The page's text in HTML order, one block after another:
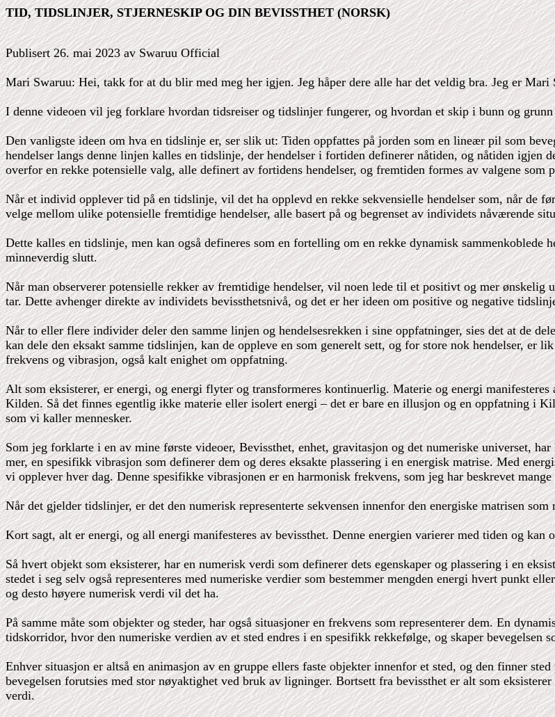
TID, TIDSLINJER, STJERNESKIP OG DIN BEVISSTHET (NORSK)
Publisert 26. mai 2023 av Swaruu Official
Mari Swaruu: Hei, takk for at du blir med meg her igjen. Jeg håper dere alle har det veldig bra. Jeg er Mari
I denne videoen vil jeg forklare hvordan tidsreiser og tidslinjer fungerer, og hvordan et skip i bunn og
Den vanligste ideen om hva en tidslinje er, ser slik ut: Tiden oppfattes på jorden som en lineær pil som
hendelser langs denne linjen kalles en tidslinje, der hendelser i fortiden definerer nåtiden, og nåtiden igjen
overfor en rekke potensielle valg, alle definert av fortidens hendelser, og fremtiden formes av valgene som
Når et individ opplever tid på en tidslinje, vil det ha opplevd en rekke sekvensielle hendelser som, når de
velge mellom ulike potensielle fremtidige hendelser, alle basert på og begrenset av individets nåværende
Dette kalles en tidslinje, men kan også defineres som en fortelling om en rekke dynamisk sammenkoblede
minneverdig slutt.
Når man observerer potensielle rekker av fremtidige hendelser, vil noen lede til et positivt og mer
tar. Dette avhenger direkte av individets bevissthetsnivå, og det er her ideen om positive og negative
Når to eller flere individer deler den samme linjen og hendelsesrekken i sine oppfatninger, sies det at de
kan dele den eksakt samme tidslinjen, kan de oppleve en som generelt sett, og for store nok hendelser, er
frekvens og vibrasjon, også kalt enighet om oppfatning.
Alt som eksisterer, er energi, og energi flyter og transformeres kontinuerlig. Materie og energi
Kilden. Så det finnes egentlig ikke materie eller isolert energi – det er bare en illusjon og en oppfatning i
som vi kaller mennesker.
Som jeg forklarte i en av mine første videoer, Bevissthet, enhet, gravitasjon og det numeriske universet,
mer, en spesifikk vibrasjon som definerer dem og deres eksakte plassering i en energisk matrise. Med
vi opplever hver dag. Denne spesifikke vibrasjonen er en harmonisk frekvens, som jeg har beskrevet
Når det gjelder tidslinjer, er det den numerisk representerte sekvensen innenfor den energiske matrisen
Kort sagt, alt er energi, og all energi manifesteres av bevissthet. Denne energien varierer med tiden og kan
Så hvert objekt som eksisterer, har en numerisk verdi som definerer dets egenskaper og plassering i en
stedet i seg selv også representeres med numeriske verdier som bestemmer mengden energi hvert punkt
og desto høyere numerisk verdi vil det ha.
På samme måte som objekter og steder, har også situasjoner en frekvens som representerer dem. En
tidskorridor, hvor den numeriske verdien av et sted endres i en spesifikk rekkefølge, og skaper bevegelsen
Enhver situasjon er altså en animasjon av en gruppe ellers faste objekter innenfor et sted, og den finner
bevegelsen forutsies med stor nøyaktighet ved bruk av ligninger. Bortsett fra bevissthet er alt som
verdi.